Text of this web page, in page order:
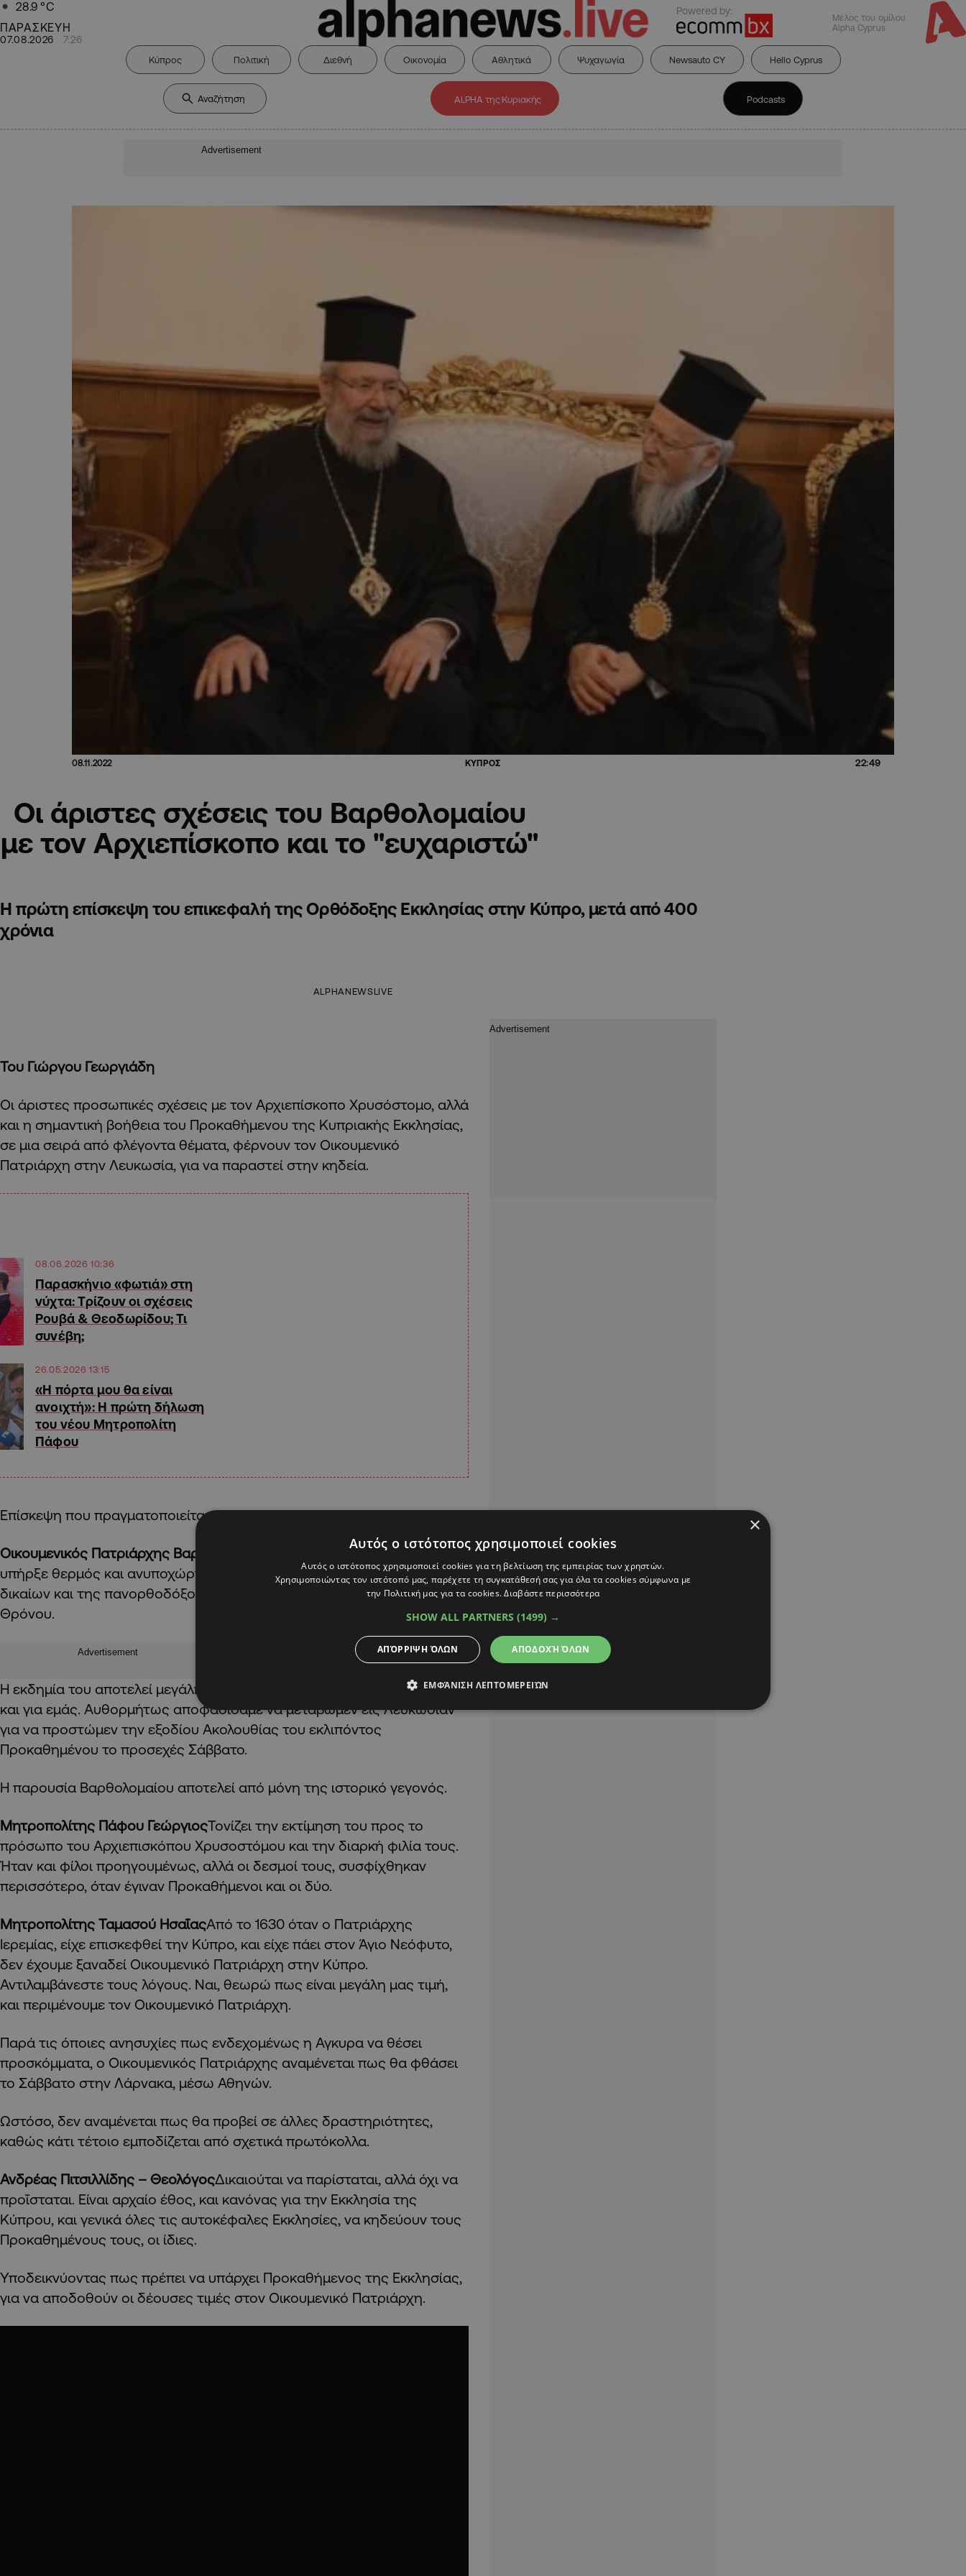
28.9 °C
ΠΑΡΑΣΚΕΥΗ
07.08.2026 7:26
Powered by:
Μέλος του ομίλου
Alpha Cyprus
Κύπρος Πολιτική Διεθνή Οικονομία Αθλητικά Ψυχαγωγία Newsauto CY Hello Cyprus
ALPHA της Κυριακής Podcasts
Advertisement
08.11.2022 ΚΥΠΡΟΣ 22:49
Οι άριστες σχέσεις του Βαρθολομαίου
με τον Αρχιεπίσκοπο και το "ευχαριστώ"
Η πρώτη επίσκεψη του επικεφαλή της Ορθόδοξης Εκκλησίας στην Κύπρο, μετά από 400
χρόνια
ALPHANEWSLIVE
Του Γιώργου Γεωργιάδη
Οι άριστες προσωπικές σχέσεις με τον Αρχιεπίσκοπο Χρυσόστομο, αλλά
και η σημαντική βοήθεια του Προκαθήμενου της Κυπριακής Εκκλησίας,
σε μια σειρά από φλέγοντα θέματα, φέρνουν τον Οικουμενικό
Πατριάρχη στην Λευκωσία, για να παραστεί στην κηδεία.
08.06.2026 10:36
Παρασκήνιο «φωτιά» στη
νύχτα: Τρίζουν οι σχέσεις
Ρουβά & Θεοδωρίδου; Τι
συνέβη;
26.05.2026 13:15
«Η πόρτα μου θα είναι
ανοιχτή»: Η πρώτη δήλωση
του νέου Μητροπολίτη
Πάφου
Επίσκεψη που πραγματοποιείται μετά από 400 σχεδόν χρόνια.
Οικουμενικός Πατριάρχης Βαρθολομαίος
Ο αείμνηστος αδελφός
υπήρξε θερμός και ανυποχώρητος υπερασπιστής των απαραγράφτων
δικαίων και της πανορθοδόξου ευθύνης του πανσέπτου Οικουμενικού
Θρόνου.
Advertisement
Η εκδημία του αποτελεί μεγάλη απώλεια και για την Μεγάλην Εκκλησία
και για εμάς. Αυθορμήτως αποφασίσαμε να μεταβώμεν εις Λευκωσίαν
για να προστώμεν την εξοδίου Ακολουθίας του εκλιπόντος
Προκαθημένου το προσεχές Σάββατο.
Η παρουσία Βαρθολομαίου αποτελεί από μόνη της ιστορικό γεγονός.
Μητροπολίτης Πάφου ΓεώργιοςΤονίζει την εκτίμηση του προς το
πρόσωπο του Αρχιεπισκόπου Χρυσοστόμου και την διαρκή φιλία τους.
Ήταν και φίλοι προηγουμένως, αλλά οι δεσμοί τους, συσφίχθηκαν
περισσότερο, όταν έγιναν Προκαθήμενοι και οι δύο.
Μητροπολίτης Ταμασού ΗσαΐαςΑπό το 1630 όταν ο Πατριάρχης
Ιερεμίας, είχε επισκεφθεί την Κύπρο, και είχε πάει στον Άγιο Νεόφυτο,
δεν έχουμε ξαναδεί Οικουμενικό Πατριάρχη στην Κύπρο.
Αντιλαμβάνεστε τους λόγους. Ναι, θεωρώ πως είναι μεγάλη μας τιμή,
και περιμένουμε τον Οικουμενικό Πατριάρχη.
Παρά τις όποιες ανησυχίες πως ενδεχομένως η Αγκυρα να θέσει
προσκόμματα, ο Οικουμενικός Πατριάρχης αναμένεται πως θα φθάσει
το Σάββατο στην Λάρνακα, μέσω Αθηνών.
Ωστόσο, δεν αναμένεται πως θα προβεί σε άλλες δραστηριότητες,
καθώς κάτι τέτοιο εμποδίζεται από σχετικά πρωτόκολλα.
Ανδρέας Πιτσιλλίδης – ΘεολόγοςΔικαιούται να παρίσταται, αλλά όχι να
προΐσταται. Είναι αρχαίο έθος, και κανόνας για την Εκκλησία της
Κύπρου, και γενικά όλες τις αυτοκέφαλες Εκκλησίες, να κηδεύουν τους
Προκαθημένους τους, οι ίδιες.
Υποδεικνύοντας πως πρέπει να υπάρχει Προκαθήμενος της Εκκλησίας,
για να αποδοθούν οι δέουσες τιμές στον Οικουμενικό Πατριάρχη.
×
Αυτός ο ιστότοπος χρησιμοποιεί cookies
Αυτός ο ιστότοπος χρησιμοποιεί cookies για τη βελτίωση της εμπειρίας των χρηστών.
Χρησιμοποιώντας τον ιστότοπό μας, παρέχετε τη συγκατάθεσή σας για όλα τα cookies σύμφωνα με
την Πολιτική μας για τα cookies.Διαβάστε περισσότερα
SHOW ALL PARTNERS (1499) →
ΑΠΟΔΟΧΉ ΌΛΩΝ
ΑΠΌΡΡΙΨΗ ΌΛΩΝ
ΕΜΦΆΝΙΣΗ ΛΕΠΤΟΜΕΡΕΙΏΝ